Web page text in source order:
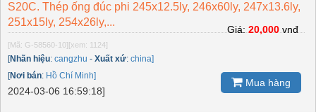
S20C. Thép ống đúc phi 245x12.5ly, 246x60ly, 247x13.6ly,
251x15ly, 254x26ly,...
[Mã: G-58560-10] [xem: 1124]
[Nhãn hiệu: cangzhu - Xuất xứ: china]
[Nơi bán: Hồ Chí Minh]
2024-03-06 16:59:18]
Giá:20,000vnđ
Mua hàng